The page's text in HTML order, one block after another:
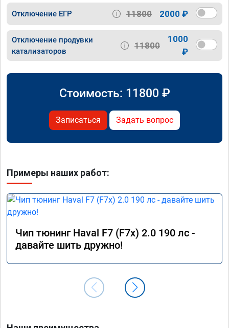
Отключение ЕГР 11800 2000 ₽
Отключение продувки
катализаторов
11800
1000
₽
Стоимость: 11800 ₽
Записаться Задать вопрос
Примеры наших работ:
Чип тюнинг Haval F7 (F7x) 2.0 190 лс -
давайте шить дружно!